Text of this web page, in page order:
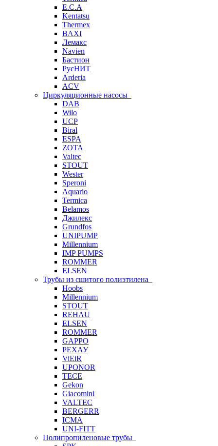
E.C.A
Kentatsu
Thermex
BAXI
Лемакс
Navien
Бастион
РусНИТ
Arderia
ACV
Циркуляционные насосы
DAB
Wilo
UCP
Biral
ESPA
ZOTA
Valtec
STOUT
Wester
Speroni
Aquario
Termica
Belamos
Джилекс
Grundfos
UNIPUMP
Millennium
IMP PUMPS
ROMMER
ELSEN
Трубы из сшитого полиэтилена
Hoobs
Millennium
STOUT
REHAU
ELSEN
ROMMER
GAPPO
РЕХАУ
ViEiR
UPONOR
TECE
Gekon
Giacomini
VALTEC
BERGERR
ICMA
UNI-FITT
Полипропиленовые трубы